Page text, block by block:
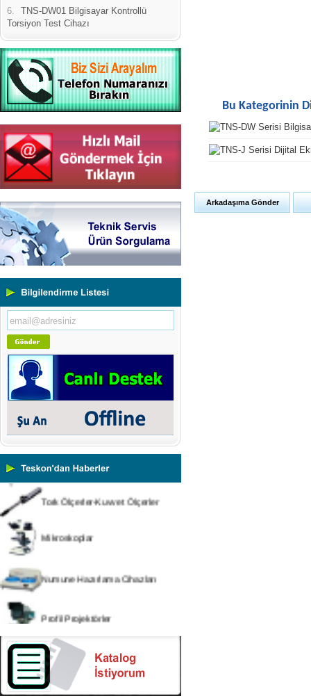
6.
TNS-DW01 Bilgisayar Kontrollü
Torsiyon Test Cihazı
Yeni Binamıza TAŞINDIK
Ölçüm Cihazları
Kaplama Kalınlığı Ölçüm
Cihazları
Ultrasonik Kalınlık Ölçüm
Cihazları
Yüzey Pürüzlülük Ölçüm
Cihazları
Vİbrasyon Test Cihazları
Tork Ölçerler-Kuvvet Ölçerler
Video Ölçüm Sistemleri
Bu Kategorinin
Arkadaşıma Gönder